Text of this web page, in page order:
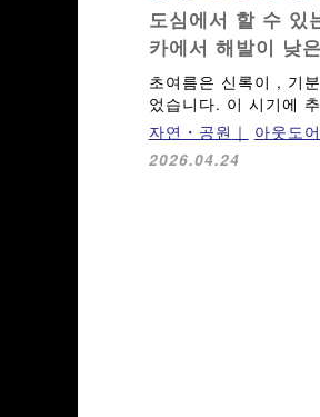
도심에서 할 수 있
카에서 해발이 낮
초여름은 신록이 , 기
었습니다. 이 시기에
자연・공원
아웃도어
2026.04.24